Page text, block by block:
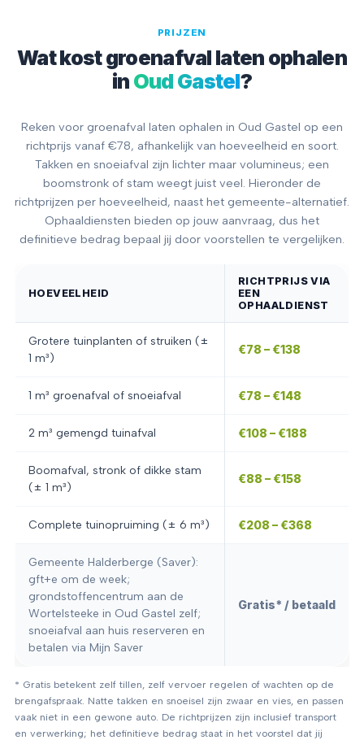
PRIJZEN
Wat kost groenafval laten ophalen
in Oud Gastel?
Reken voor groenafval laten ophalen in Oud Gastel op een
richtprijs vanaf €78, afhankelijk van hoeveelheid en soort.
Takken en snoeiafval zijn lichter maar volumineus; een
boomstronk of stam weegt juist veel. Hieronder de
richtprijzen per hoeveelheid, naast het gemeente-alternatief.
Ophaaldiensten bieden op jouw aanvraag, dus het
definitieve bedrag bepaal jij door voorstellen te vergelijken.
HOEVEELHEID
RICHTPRIJS VIA
EEN
OPHAALDIENST
Grotere tuinplanten of struiken (±
1 m³)
€78 – €138
1 m³ groenafval of snoeiafval €78 – €148
2 m³ gemengd tuinafval €108 – €188
Boomafval, stronk of dikke stam
(± 1 m³)
€88 – €158
Complete tuinopruiming (± 6 m³) €208 – €368
Gemeente Halderberge (Saver):
gft+e om de week;
grondstoffencentrum aan de
Wortelsteeke in Oud Gastel zelf;
snoeiafval aan huis reserveren en
betalen via Mijn Saver
Gratis* / betaald
* Gratis betekent zelf tillen, zelf vervoer regelen of wachten op de
brengafspraak. Natte takken en snoeisel zijn zwaar en vies, en passen
vaak niet in een gewone auto. De richtprijzen zijn inclusief transport
en verwerking; het definitieve bedrag staat in het voorstel dat jij